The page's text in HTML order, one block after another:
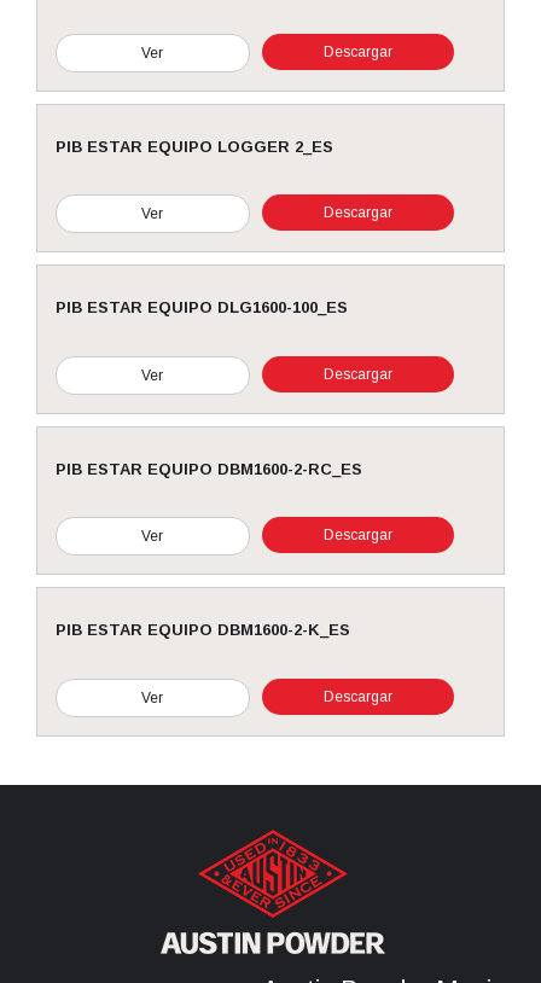
Ver Descargar
PIB ESTAR EQUIPO LOGGER 2_ES
Ver Descargar
PIB ESTAR EQUIPO DLG1600-100_ES
Ver Descargar
PIB ESTAR EQUIPO DBM1600-2-RC_ES
Ver Descargar
PIB ESTAR EQUIPO DBM1600-2-K_ES
Ver Descargar